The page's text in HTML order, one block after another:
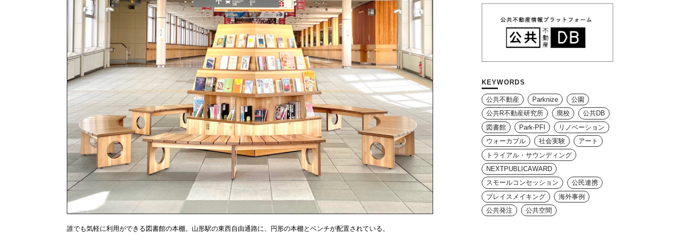
誰でも気軽に利用ができる図書館の本棚。山形駅の東西自由通路に、円形の本棚とベンチが配置されている。
KEYWORDS
公共不動産 Parknize
公園
公共R不動産研究所
廃校
公共DB
図書館
Park-PFI
リノベーション
ウォーカブル
社会実験
アート
トライアル・サウンディング
NEXTPUBLICAWARD
スモールコンセッション
公民連携
プレイスメイキング
海外事例
公共発注
公共空間